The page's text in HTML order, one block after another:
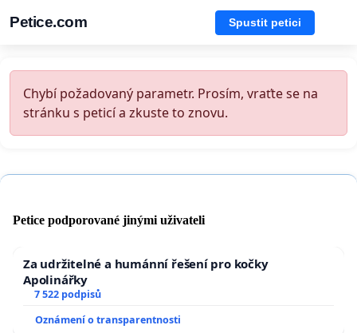
Petice.com Spustit petici
Chybí požadovaný parametr. Prosím, vraťte se na
stránku s peticí a zkuste to znovu.
Petice podporované jinými uživateli
Za udržitelné a humánní řešení pro kočky
Apolinářky
7 522 podpisů
Oznámení o transparentnosti